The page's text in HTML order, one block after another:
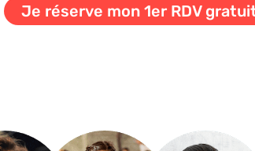
Je réserve mon 1er RDV